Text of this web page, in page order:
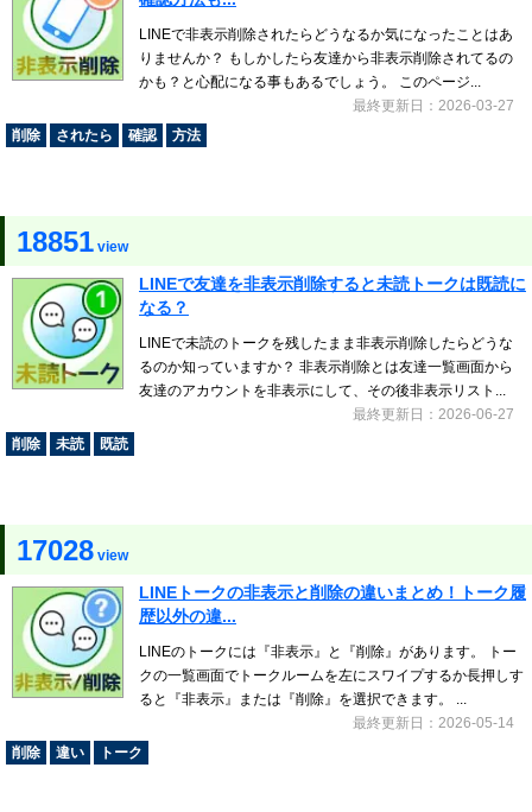
LINEで非表示削除されたらどうなるか気になったことはあ
りませんか？ もしかしたら友達から非表示削除されてるの
かも？と心配になる事もあるでしょう。 このページ...
最終更新日：2026-03-27
削除
されたら 確認 方法
18851 view
LINEで友達を非表示削除すると未読トークは既読に
なる？
LINEで未読のトークを残したまま非表示削除したらどうな
るのか知っていますか？ 非表示削除とは友達一覧画面から
友達のアカウントを非表示にして、その後非表示リスト...
最終更新日：2026-06-27
削除
未読 既読
17028 view
LINEトークの非表示と削除の違いまとめ！トーク履
歴以外の違...
LINEのトークには『非表示』と『削除』があります。 トー
クの一覧画面でトークルームを左にスワイプするか長押しす
ると『非表示』または『削除』を選択できます。 ...
最終更新日：2026-05-14
削除
違い トーク